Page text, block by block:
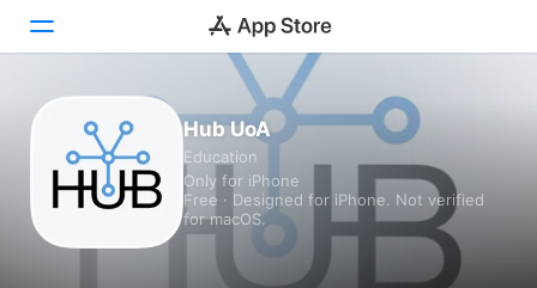
Today
Games
Hub UoA
Education
Only for iPhone
Free · Designed for iPhone. Not verified
for macOS.